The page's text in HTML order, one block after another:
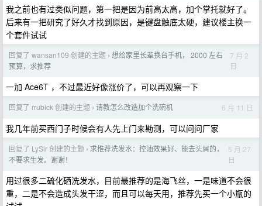
我之前也有过类似问题，第一把是因为前高太高，加个掌托就好了。
后来有一把研究了好久才找到原因，是键盘触底太硬，建议楼主换一
个套件试试
回复了 wansan109 创建的主题 › 想给家里长辈换台手机， 2000 左右
预算，求推荐
7 月 2
日
一加 Ace6T ，不过最近好像涨价了，可以再观察一下
回复了 rrubick 创建的主题 › 请教怎么改造加个洗碗机 6 月 11 日
我几年前买西门子时候会有人先上门来勘测，可以问问厂家
回复了 LySir 创建的主题 › 求推荐洗发水：控油效果好、能去头屑的，
不要求生发。谢谢！
5 月 27
日
用过很多二硫化硒洗发水，目前最推荐的是海飞丝，一是味道不会很
重，二是不会造成头发干涩，而且可以每天用，推荐先买一个小瓶的